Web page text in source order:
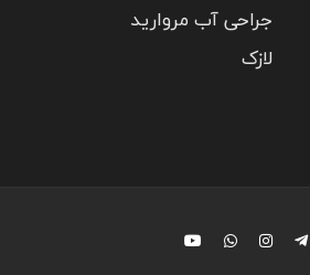
جراحی آب مروارید
لازک